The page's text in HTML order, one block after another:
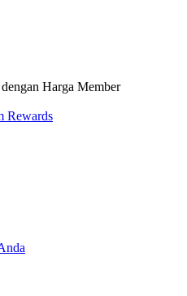
Harga Member
Rewards